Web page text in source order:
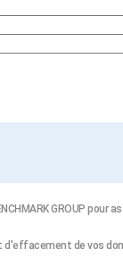
GROUP pour
de vos